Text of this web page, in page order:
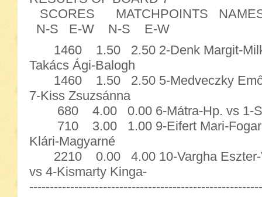
SCORES MATCHPOINTS
N-S E-W N-S E-W
1460 1.50 2.50 2-Denk Margit-
Takács Ági-Balogh
1460 1.50 2.50 5-Medveczky
7-Kiss Zsuzsánna
680 4.00 0.00 6-Mátra-Hp. vs 1-
710 3.00 1.00 9-Eifert Mari-
Klári-Magyarné
2210 0.00 4.00 10-Vargha Eszter-
vs 4-Kismarty Kinga-